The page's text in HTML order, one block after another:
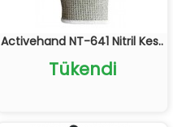
Activehand NT-641 Nitril Kes..
Tükendi